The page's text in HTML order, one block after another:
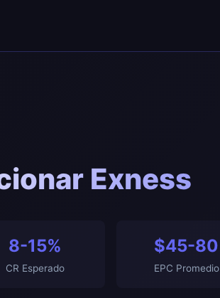
Exness
8-15%
CR Esperado
$45-80
EPC Promedio